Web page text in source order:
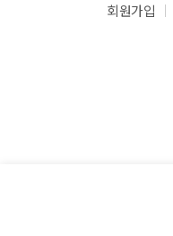
회원가입